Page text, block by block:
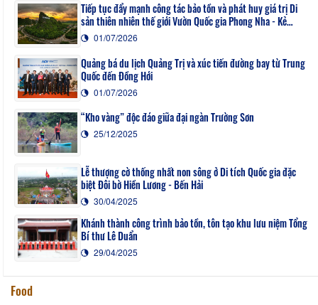
Tiếp tục đẩy mạnh công tác bảo tồn và phát huy giá trị Di
sản thiên nhiên thế giới Vườn Quốc gia Phong Nha - Kẻ
Bàng01/07/2026
Quảng bá du lịch Quảng Trị và xúc tiến đường bay từ Trung
Quốc đến Đồng Hới
01/07/2026
“Kho vàng” độc đáo giữa đại ngàn Trường Sơn
25/12/2025
Lễ thượng cờ thống nhất non sông ở Di tích Quốc gia đặc
biệt Đôi bờ Hiền Lương - Bến Hải
30/04/2025
Khánh thành công trình bảo tồn, tôn tạo khu lưu niệm Tổng
Bí thư Lê Duẩn
29/04/2025
Food